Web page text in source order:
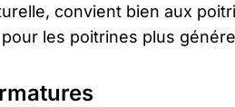
convient bien aux
les poitrines plus